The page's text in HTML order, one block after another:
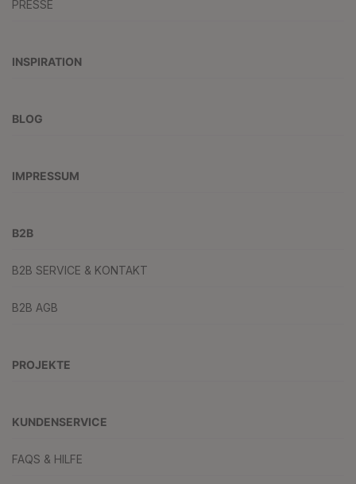
PRESSE
INSPIRATION
BLOG
IMPRESSUM
B2B
B2B SERVICE & KONTAKT
B2B AGB
PROJEKTE
KUNDENSERVICE
FAQS & HILFE